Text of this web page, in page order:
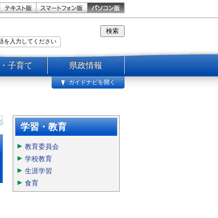
子育て 県政情報
ガイドナビを開く
学習・教育
教育委員会
学校教育
生涯学習
食育